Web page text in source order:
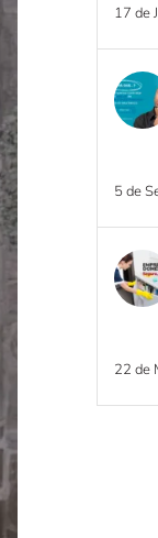
17 de
5 de
22 de